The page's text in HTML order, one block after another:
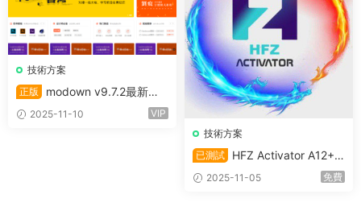
技術方案
正版
modown v9.7.2最新原
版主題（未激活）+erphpdow
n18.22插件
2025-11-10 VIP
技術方案
已測試
HFZ Activator A12+ P
remium解鎖，支持iOS 18-26.
1系統，所有iPhone和iPad
2025-11-05 免費